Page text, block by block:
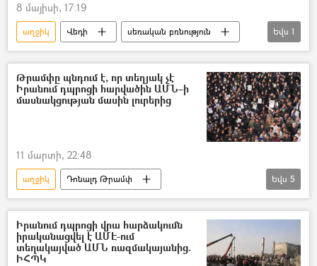
8 մայիսի, 17:19
աղջիկ Վեդի
սեռական բռնություն
Հորեղբայր
Եվս 1
Թրամփը պնդում է, որ տեղյակ չէ
Իրանում դպրոցի հարվածին ԱՄՆ–ի
մասնակցության մասին լուրերից
11 մարտի, 22:48
աղջիկ
Դոնալդ Թրամփ
Իրանի Իսլամական Հանրապետություն
դպրոց
Իսրայել
ԱՄՆ
Զոհ
Եվս 5
Իրանում դպրոցի վրա հարձակումն
իրականացվել է ԱՄԷ-ում
տեղակայված ԱՄՆ ռազմակայանից.
ԻՀՊԿ